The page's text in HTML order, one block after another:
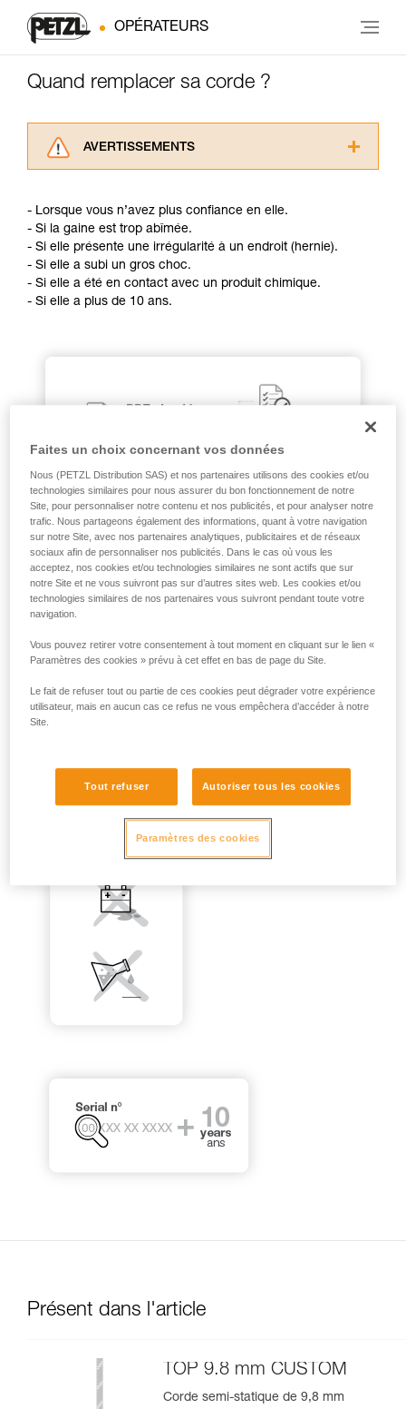
OPÉRATEURS
Quand remplacer sa corde ?
AVERTISSEMENTS
consulter. Vous devez avoir compris les
informations de la notice technique pour
pouvoir comprendre ce complément
d’informations.
Maîtriser ces techniques nécessite une
formation et un entraînement spécifique. Validez
liées à votre activité. Il peut en exister d’autres
- Lorsque vous n’avez plus confiance en elle.
- Si la gaine est trop abîmée.
- Si elle présente une irrégularité à un endroit (hernie).
- Si elle a subi un gros choc.
- Si elle a été en contact avec un produit chimique.
- Si elle a plus de 10 ans.
Présent dans l'article
TOP 9.8 mm CUSTOM
Corde semi-statique de 9,8 mm
Faites un choix concernant vos données
Nous (PETZL Distribution SAS) et nos partenaires utilisons des cookies et/ou
technologies similaires pour nous assurer du bon fonctionnement de notre
Site, pour personnaliser notre contenu et nos publicités, et pour analyser notre
trafic. Nous partageons également des informations, quant à votre navigation
sur notre Site, avec nos partenaires analytiques, publicitaires et de réseaux
sociaux afin de personnaliser nos publicités. Dans le cas où vous les
acceptez, nos cookies et/ou technologies similaires ne sont actifs que sur
notre Site et ne vous suivront pas sur d’autres sites web. Les cookies et/ou
technologies similaires de nos partenaires vous suivront pendant toute votre
navigation.
Vous pouvez retirer votre consentement à tout moment en cliquant sur le lien «
Paramètres des cookies » prévu à cet effet en bas de page du Site.
Le fait de refuser tout ou partie de ces cookies peut dégrader votre expérience
utilisateur, mais en aucun cas ce refus ne vous empêchera d’accéder à notre
Site.
Tout refuser Autoriser tous les cookies
Paramètres des cookies